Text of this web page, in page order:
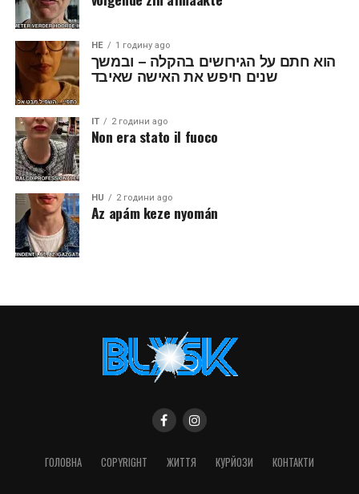
HE 1 годину ago
הוא חתם על הגירושים בהקלה – ובמשך
שנים חיפש את האישה שאיבד
IT 2 години ago
Non era stato il fuoco
HU 2 години ago
Az apám keze nyomán
ГОЛОВНА COPYRIGHT ЖИТТЯ КУРЙОЗИ КОНТАКТИ